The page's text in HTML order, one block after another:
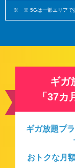
※ 5Gは一部エリアで
ギガ
「37
ギガ放題プ
おトクな月